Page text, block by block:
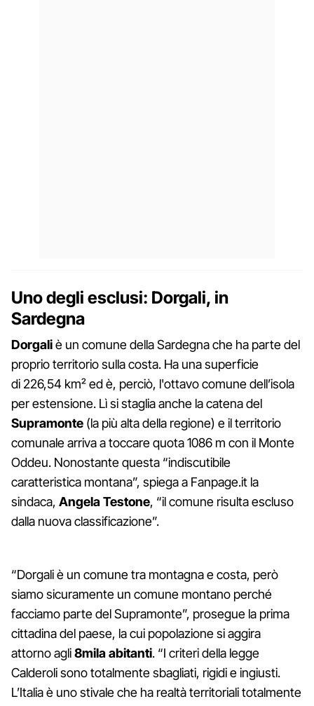
Uno degli esclusi: Dorgali, in
Sardegna
Dorgaliè un comune della Sardegna che ha parte del
proprio territorio sulla costa. Ha una superficie
di 226,54 km² ed è, perciò, l'ottavo comune dell’isola
per estensione. Lì si staglia anche la catena del
Supramonte (la più alta della regione) e il territorio
comunale arriva a toccare quota 1086 m con il Monte
Oddeu. Nonostante questa “indiscutibile
caratteristica montana”, spiega a Fanpage.it la
sindaca, Angela Testone, “il comune risulta escluso
dalla nuova classificazione”.
“Dorgali è un comune tra montagna e costa, però
siamo sicuramente un comune montano perché
facciamo parte del Supramonte”, prosegue la prima
cittadina del paese, la cui popolazione si aggira
attorno agli8mila abitanti. “I criteri della legge
Calderoli sono totalmente sbagliati, rigidi e ingiusti.
L’Italia è uno stivale che ha realtà territoriali totalmente